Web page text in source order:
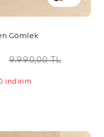
Gömlek
9.990,00TL
indirim